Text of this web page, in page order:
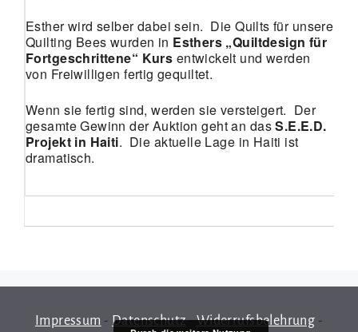
Esther wird selber dabei sein. Die Quilts für unsere
Quilting Bees wurden in Esthers „Quiltdesign für
Fortgeschrittene“ Kurs entwickelt und werden
von Freiwilligen fertig gequiltet.
Wenn sie fertig sind, werden sie versteigert. Der
gesamte Gewinn der Auktion geht an dasS.E.E.D.
Projekt in Haiti. Die aktuelle Lage in Haiti ist
dramatisch.
Impressum - Datenschutz-Widerrufsbelehrung -